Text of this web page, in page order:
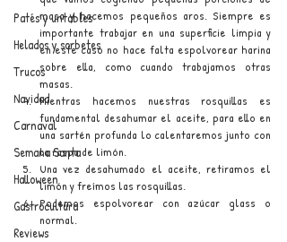
Patés y untables
Helados y sorbetes
Trucos
Navidad
Carnaval
Semana Santa
Halloween
Gastrocultura
Reviews
masa y hacemos pequeños aros. Siempre es
importante trabajar en una superficie limpia y
en este caso no hace falta espolvorear harina
sobre ella, como cuando trabajamos otras
masas.
Mientras hacemos nuestras rosquillas es
fundamental desahumar el aceite, para ello en
una sartén profunda lo calentaremos junto con
la raspa de limón.
Una vez desahumado el aceite, retiramos el
limón y freímos las rosquillas.
Podemos espolvorear con azúcar glass o
normal.